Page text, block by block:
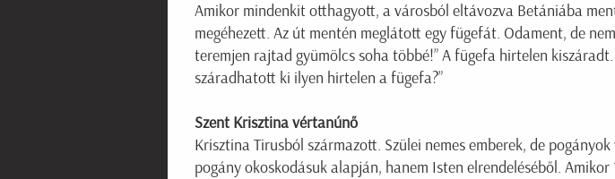
Amikor mindenkit otthagyott, a városból eltávozva Betániába
megéhezett. Az út mentén meglátott egy fügefát. Odament, de
teremjen rajtad gyümölcs soha többé!” A fügefa hirtelen
száradhatott ki ilyen hirtelen a fügefa?”
Szent Krisztina vértanúnő
Krisztina Tirusból származott. Szülei nemes emberek, de
pogány okoskodásuk alapján, hanem Isten elrendeléséből.